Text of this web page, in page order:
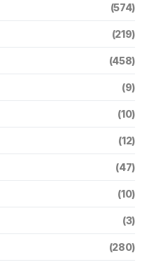
(574)
(219)
(458)
(9)
(10)
(12)
(47)
(10)
(3)
(280)